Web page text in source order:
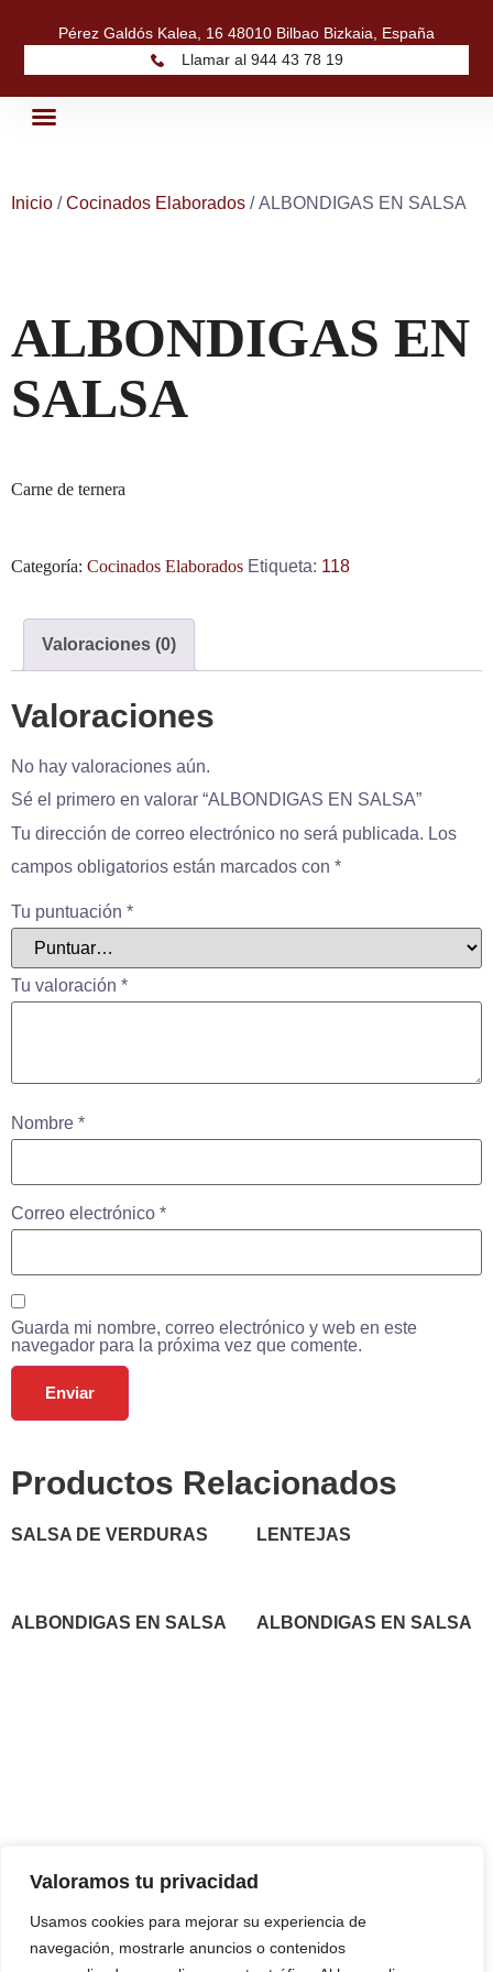
Valoramos tu privacidad
Usamos cookies para mejorar su experiencia de
navegación, mostrarle anuncios o contenidos
Pérez Galdós Kalea, 16 48010 Bilbao Bizkaia, España
Llamar al 944 43 78 19
Inicio /Cocinados Elaborados / ALBONDIGAS EN SALSA
ALBONDIGAS EN
SALSA
Carne de ternera
Categoría: Cocinados Elaborados Etiqueta: 118
Valoraciones (0)
Valoraciones
No hay valoraciones aún.
Sé el primero en valorar “ALBONDIGAS EN SALSA”
Tu dirección de correo electrónico no será publicada. Los
campos obligatorios están marcados con *
Tu puntuación *
Tu valoración *
Nombre *
Correo electrónico *
Guarda mi nombre, correo electrónico y web en este
navegador para la próxima vez que comente.
Productos Relacionados
SALSA DE VERDURAS LENTEJAS
ALBONDIGAS EN SALSA ALBONDIGAS EN SALSA
Teléfono:+34 944 43 78 19